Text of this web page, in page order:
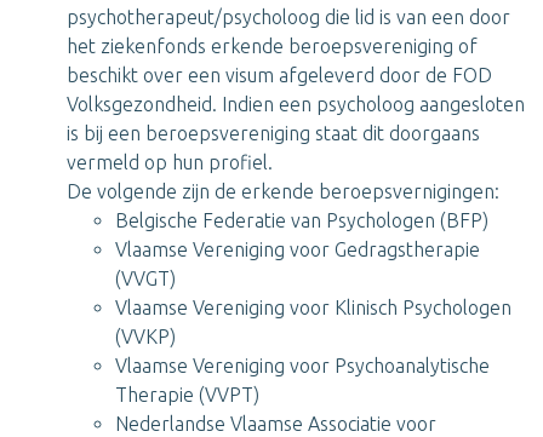
psychotherapeut/psycholoog die lid is van een door
het ziekenfonds erkende beroepsvereniging of
beschikt over een visum afgeleverd door de FOD
Volksgezondheid. Indien een psycholoog aangesloten
is bij een beroepsvereniging staat dit doorgaans
vermeld op hun profiel.
De volgende zijn de erkende beroepsvernigingen:
Belgische Federatie van Psychologen (BFP)
Vlaamse Vereniging voor Gedragstherapie
(VVGT)
Vlaamse Vereniging voor Klinisch Psychologen
(VVKP)
Vlaamse Vereniging voor Psychoanalytische
Therapie (VVPT)
Nederlandse Vlaamse Associatie voor